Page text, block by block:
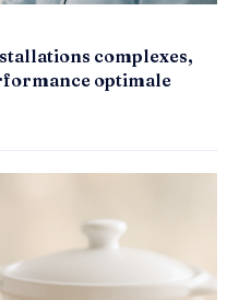
complexes,
optimale